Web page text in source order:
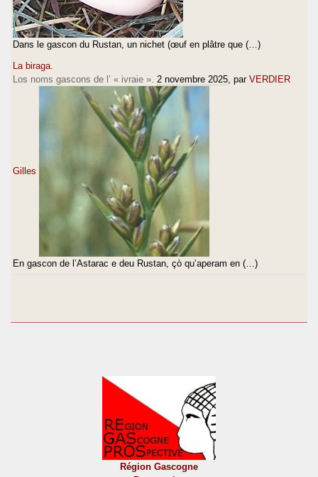
Dans le gascon du Rustan, un nichet (œuf en plâtre que (…)
La biraga.
Los noms gascons de l’ « ivraie ». 2 novembre 2025 , par VERDIER
Gilles
En gascon de l’Astarac e deu Rustan, çò qu’aperam en (…)
Région Gascogne